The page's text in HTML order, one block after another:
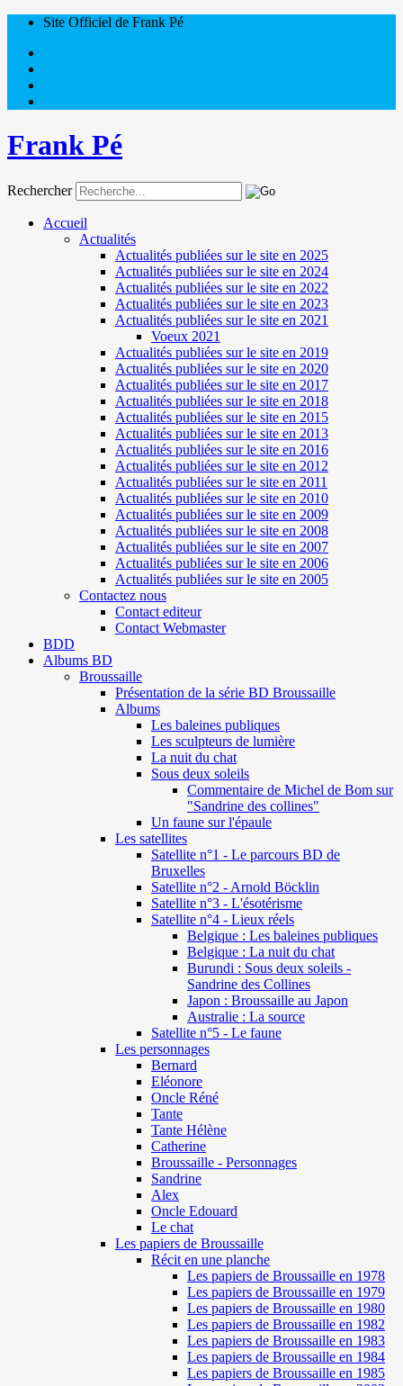
Site Officiel de Frank Pé
Frank Pé
Rechercher
Accueil
Actualités
Actualités publiées sur le site en 2025
Actualités publiées sur le site en 2024
Actualités publiées sur le site en 2022
Actualités publiées sur le site en 2023
Actualités publiées sur le site en 2021
Voeux 2021
Actualités publiées sur le site en 2019
Actualités publiées sur le site en 2020
Actualités publiées sur le site en 2017
Actualités publiées sur le site en 2018
Actualités publiées sur le site en 2015
Actualités publiées sur le site en 2013
Actualités publiées sur le site en 2016
Actualités publiées sur le site en 2012
Actualités publiées sur le site en 2011
Actualités publiées sur le site en 2010
Actualités publiées sur le site en 2009
Actualités publiées sur le site en 2008
Actualités publiées sur le site en 2007
Actualités publiées sur le site en 2006
Actualités publiées sur le site en 2005
Contactez nous
Contact editeur
Contact Webmaster
BDD
Albums BD
Broussaille
Présentation de la série BD Broussaille
Albums
Les baleines publiques
Les sculpteurs de lumière
La nuit du chat
Sous deux soleils
Commentaire de Michel de Bom sur
"Sandrine des collines"
Un faune sur l'épaule
Les satellites
Satellite n°1 - Le parcours BD de
Bruxelles
Satellite n°2 - Arnold Böcklin
Satellite n°3 - L'ésotérisme
Satellite n°4 - Lieux réels
Belgique : Les baleines publiques
Belgique : La nuit du chat
Burundi : Sous deux soleils -
Sandrine des Collines
Japon : Broussaille au Japon
Australie : La source
Satellite n°5 - Le faune
Les personnages
Bernard
Eléonore
Oncle Réné
Tante
Tante Hélène
Catherine
Broussaille - Personnages
Sandrine
Alex
Oncle Edouard
Le chat
Les papiers de Broussaille
Récit en une planche
Les papiers de Broussaille en 1978
Les papiers de Broussaille en 1979
Les papiers de Broussaille en 1980
Les papiers de Broussaille en 1982
Les papiers de Broussaille en 1983
Les papiers de Broussaille en 1984
Les papiers de Broussaille en 1985